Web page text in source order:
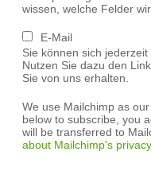
wissen, welche Felder
E-Mail
Sie können sich
Nutzen Sie dazu den
Sie von uns erhalten.
We use Mailchimp as
below to subscribe, you
will be transferred to
about Mailchimp's